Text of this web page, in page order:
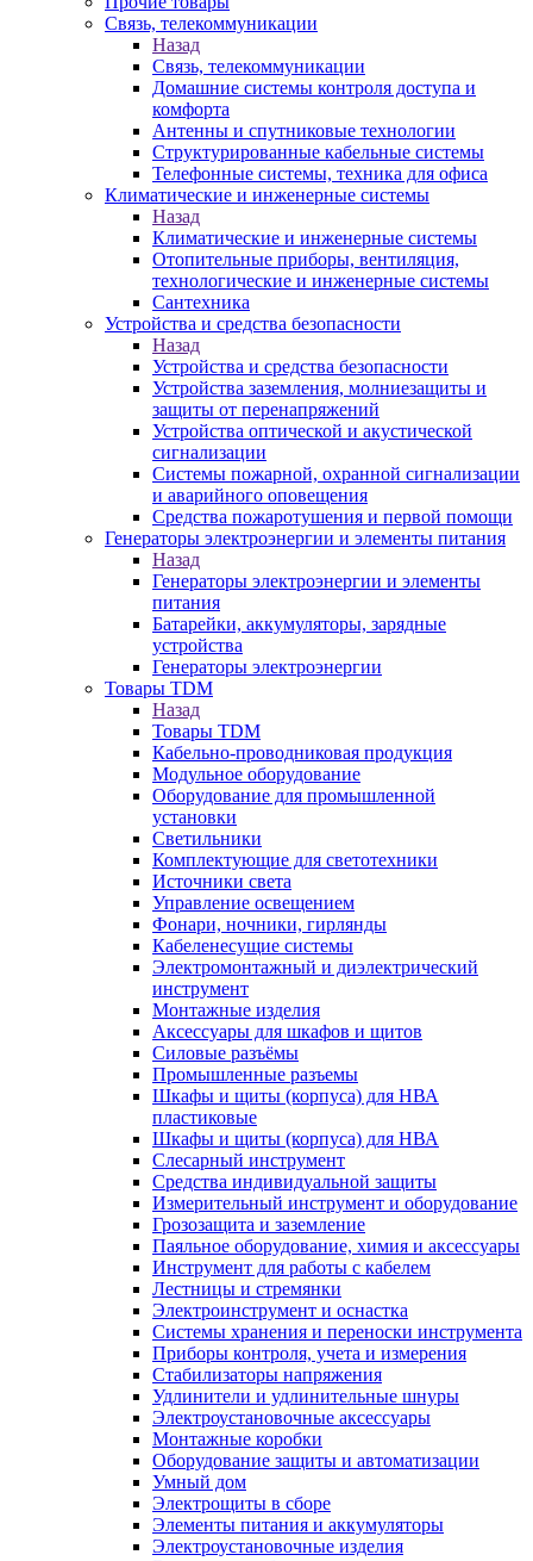
Связь, телекоммуникации
Назад
Связь, телекоммуникации
Домашние системы контроля доступа и
комфорта
Антенны и спутниковые технологии
Структурированные кабельные системы
Телефонные системы, техника для офиса
Климатические и инженерные системы
Назад
Климатические и инженерные системы
Отопительные приборы, вентиляция,
технологические и инженерные системы
Сантехника
Устройства и средства безопасности
Назад
Устройства и средства безопасности
Устройства заземления, молниезащиты и
защиты от перенапряжений
Устройства оптической и акустической
сигнализации
Системы пожарной, охранной сигнализации
и аварийного оповещения
Средства пожаротушения и первой помощи
Генераторы электроэнергии и элементы питания
Назад
Генераторы электроэнергии и элементы
питания
Батарейки, аккумуляторы, зарядные
устройства
Генераторы электроэнергии
Товары TDM
Назад
Товары TDM
Кабельно-проводниковая продукция
Модульное оборудование
Оборудование для промышленной
установки
Светильники
Комплектующие для светотехники
Источники света
Управление освещением
Фонари, ночники, гирлянды
Кабеленесущие системы
Электромонтажный и диэлектрический
инструмент
Монтажные изделия
Аксессуары для шкафов и щитов
Силовые разъёмы
Промышленные разъемы
Шкафы и щиты (корпуса) для НВА
пластиковые
Шкафы и щиты (корпуса) для НВА
Слесарный инструмент
Средства индивидуальной защиты
Измерительный инструмент и оборудование
Грозозащита и заземление
Паяльное оборудование, химия и аксессуары
Инструмент для работы с кабелем
Лестницы и стремянки
Электроинструмент и оснастка
Системы хранения и переноски инструмента
Приборы контроля, учета и измерения
Стабилизаторы напряжения
Удлинители и удлинительные шнуры
Электроустановочные аксессуары
Монтажные коробки
Оборудование защиты и автоматизации
Умный дом
Электрощиты в сборе
Элементы питания и аккумуляторы
Электроустановочные изделия